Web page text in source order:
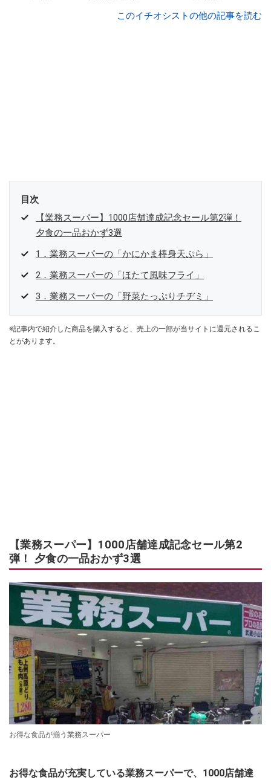
このイチオシストの他の記事を読む
目次
【業務スーパー】1000店舗達成記念セール第2弾！
夕食の一品おかず3選
1．業務スーパーの「かにかま棒身天ぷら」
2．業務スーパーの「ほたて風味フライ」
3．業務スーパーの「野菜たっぷりチヂミ」
※記事内で紹介した商品を購入すると、売上の一部が当サイトに還元されるこ
とがあります。
【業務スーパー】1000店舗達成記念セール第2
弾！ 夕食の一品おかず3選
お得な食品が揃う業務スーパー
お得な食品が充実している業務スーパーで、1000店舗達